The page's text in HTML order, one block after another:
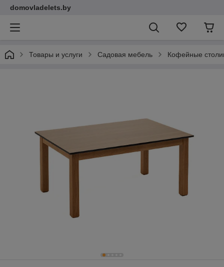
domovladelets.by
Товары и услуги Садовая мебель Кофейные